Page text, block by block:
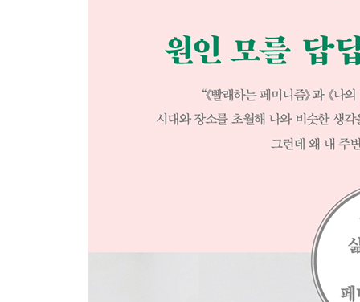
좋은 성, 나쁜 성, 이상한 성
_『성을 사유하기』
_『젠더』, 『페미니즘의 위대한 역사』
여성과 남성에 대해 다시 생각하기
_『여성의 남성성』『젠더 트러블』
_『젠더와 경제학』『잠깐, 애덤 스미스씨~』